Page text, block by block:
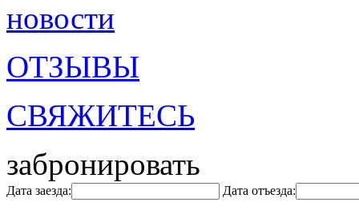
новости
ОТЗЫВЫ
СВЯЖИТЕСЬ
забронировать
Дата заезда: Дата отъезда: